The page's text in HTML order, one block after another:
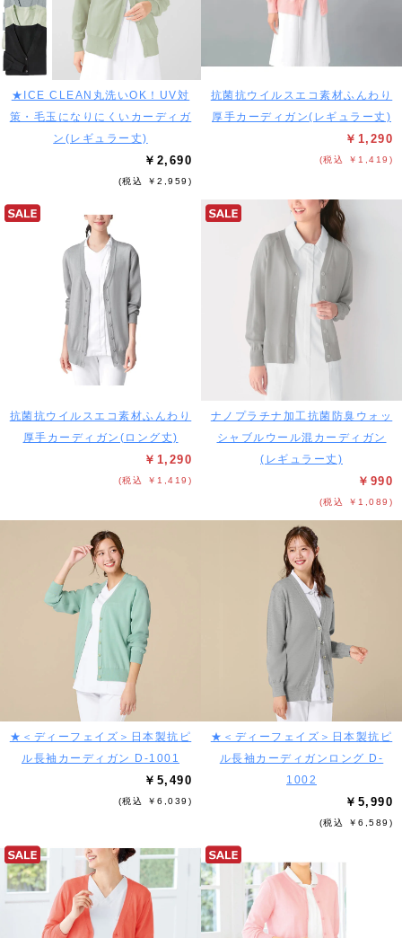
★ICE CLEAN丸洗いOK！UV対
策・毛玉になりにくいカーディガ
ン(レギュラー丈)
￥2,690
(税込 ￥2,959)
抗菌抗ウイルスエコ素材ふんわり
厚手カーディガン(レギュラー丈)
￥1,290
(税込 ￥1,419)
抗菌抗ウイルスエコ素材ふんわり
厚手カーディガン(ロング丈)
￥1,290
(税込 ￥1,419)
ナノプラチナ加工抗菌防臭ウォッ
シャブルウール混カーディガン
(レギュラー丈)
￥990
(税込 ￥1,089)
★＜ディーフェイズ＞日本製抗ピ
ル長袖カーディガン D-1001
￥5,490
(税込 ￥6,039)
★＜ディーフェイズ＞日本製抗ピ
ル長袖カーディガンロング D-
1002
￥5,990
(税込 ￥6,589)